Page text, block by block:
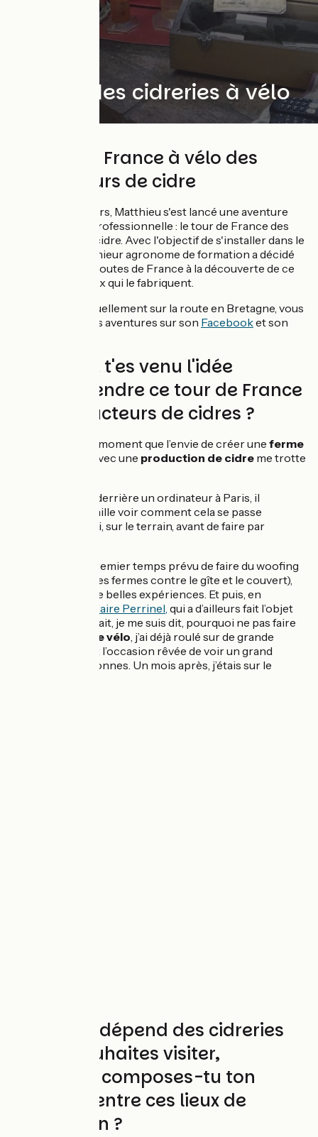
Le Tour des cidreries à vélo
Le Tour de France à vélo des
producteurs de cidre
Depuis début Mars, Matthieu s'est lancé une aventure
personnelle et professionnelle : le tour de France des
producteurs de cidre. Avec l'objectif de s'installer dans le
Perche, cet ingénieur agronome de formation a décidé
de partir sur les routes de France à la découverte de ce
produit et de ceux qui le fabriquent.
Matthieu est actuellement sur la route en Bretagne, vous
pouvez suivre ses aventures sur son Facebooket son
Comment t'es venu l'idée
d'entreprendre ce tour de France
des producteurs de cidres ?
Cela fait un petit moment que l’envie de créer une ferme
avec une production de cidre me trotte
Travaillant derrière un ordinateur à Paris, il
fallait que j’aille voir comment cela se passe
pour de vrai, sur le terrain, avant de faire par
J’avais dans un premier temps prévu de faire du woofing
(travailler dans des fermes contre le gîte et le couvert),
ce qui fait aussi de belles expériences. Et puis, en
avec Claire Perrinel, qui a d’ailleurs fait l’objet
d’un de vos portrait, je me suis dit, pourquoi ne pas faire
J’adore le vélo, j’ai déjà roulé sur de grande
distances et c’est l’occasion rêvée de voir un grand
nombre de personnes. Un mois après, j’étais sur le
Ton trajet dépend des cidreries
que tu souhaites visiter,
comment composes-tu ton
itinéraire entre ces lieux de
production ?